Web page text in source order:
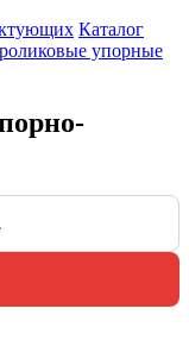
Каталог
упорные